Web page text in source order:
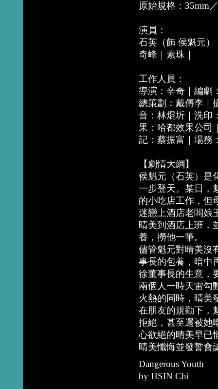
原始規格：35mm
演員：
石英（飾 侯魁元
奇峰｜素珠｜
工作人員：
導演：辛奇｜編劇
總策劃：戴傳李｜
音：林焜圻｜洗印
果：哈都效果公司
記：蔡振富｜場務
【劇情大綱】
侯魁元（石英）是
一步登天。某日，
的小吃店工作，但
迷戀上酒店老闆娘
晴美到酒店上班，
養，撈他一筆。
儘管魁元對晴美沒
事長的包養，暗中
徐董事長的生意，
兩個人一時天雷勾
火熱的同時，晴美
在朋友的規勸下，
拒絕，甚至還被她
心欲絕的晴美早已
晴美懺悔並發誓會
Dangerous Youth
by HSIN Chi